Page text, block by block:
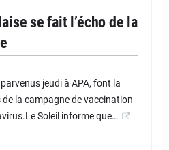
se fait l’écho de la
jeudi à APA, font la
la campagne de vaccination
Soleil informe que…